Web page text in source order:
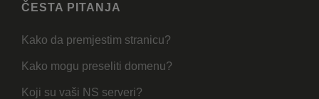
ČESTA PITANJA
Kako da premjestim stranicu?
Kako mogu preseliti domenu?
Koji su vaši NS serveri?